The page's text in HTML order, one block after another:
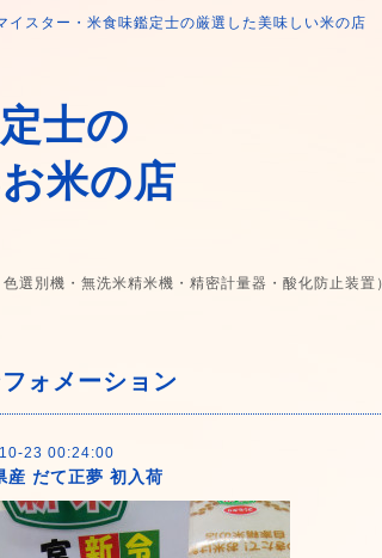
イスター・米食味鑑定士の厳選した美味しい米の店
士の
米の店
選別機・無洗米精米機・精密計量器・酸化防止装置
ォメーション
23 00:24:00
産 だて正夢 初入荷